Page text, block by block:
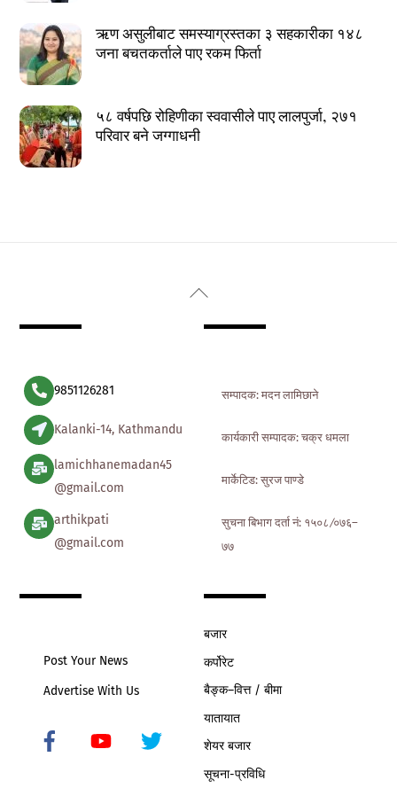
ऋण असुलीबाट समस्याग्रस्तका ३ सहकारीका १४८
जना बचतकर्ताले पाए रकम फिर्ता
५८ वर्षपछि रोहिणीका स्ववासीले पाए लालपुर्जा, २७१
परिवार बने जग्गाधनी
Back
9851126281
Kalanki-14, Kathmandu
lamichhanemadan45
@gmail.com
arthikpati
@gmail.com
सम्पादक: मदन लामिछाने
कार्यकारी सम्पादक: चक्र धमला
मार्केटिड: सुरज पाण्डे
सुचना बिभाग दर्ता नं: १५०८ ∕०७६–
७७
Post Your News
Advertise With Us
Icon
बजार
कर्पोरेट
बैङ्क–वित्त / बीमा
यातायात
शेयर बजार
सूचना-प्रविधि